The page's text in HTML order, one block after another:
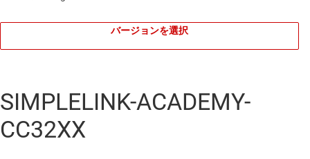
バージョンを選択
SIMPLELINK-ACADEMY-
CC32XX